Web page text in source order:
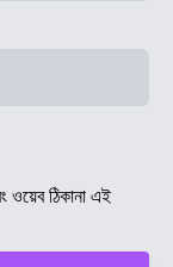
ওয়েব ঠিকানা এই